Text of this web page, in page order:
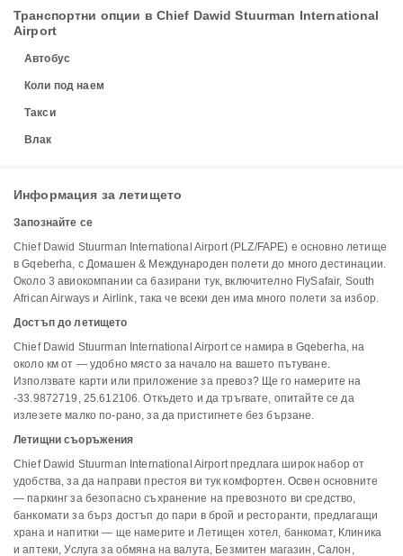
Транспортни опции в Chief Dawid Stuurman International
Airport
Автобус
Коли под наем
Такси
Влак
Информация за летището
Запознайте се
Chief Dawid Stuurman International Airport (PLZ/FAPE) е основно летище
в Gqeberha, с Домашен & Международен полети до много дестинации.
Около 3 авиокомпании са базирани тук, включително FlySafair, South
African Airways и Airlink, така че всеки ден има много полети за избор.
Достъп до летището
Chief Dawid Stuurman International Airport се намира в Gqeberha, на
около км от — удобно място за начало на вашето пътуване.
Използвате карти или приложение за превоз? Ще го намерите на
-33.9872719, 25.612106. Откъдето и да тръгвате, опитайте се да
излезете малко по-рано, за да пристигнете без бързане.
Летищни съоръжения
Chief Dawid Stuurman International Airport предлага широк набор от
удобства, за да направи престоя ви тук комфортен. Освен основните
— паркинг за безопасно съхранение на превозното ви средство,
банкомати за бърз достъп до пари в брой и ресторанти, предлагащи
храна и напитки — ще намерите и Летищен хотел, банкомат, Клиника
и аптеки, Услуга за обмяна на валута, Безмитен магазин, Салон,